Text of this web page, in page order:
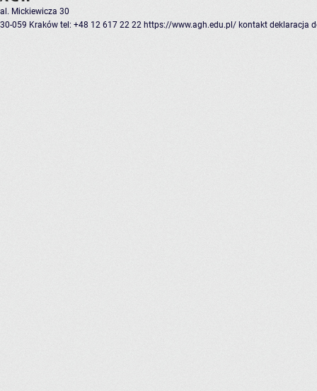
al. Mickiewicza 30
30-059 Kraków tel: +48 12 617 22 22 https://www.agh.edu.pl/ kontakt deklaracja